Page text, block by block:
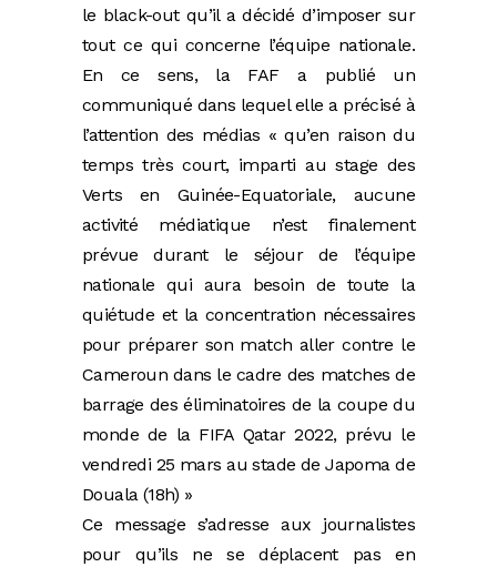
le black-out qu’il a décidé d’imposer sur
tout ce qui concerne l’équipe nationale.
En ce sens, la FAF a publié un
communiqué dans lequel elle a précisé à
l’attention des médias « qu’en raison du
temps très court, imparti au stage des
Verts en Guinée-Equatoriale, aucune
activité médiatique n’est finalement
prévue durant le séjour de l’équipe
nationale qui aura besoin de toute la
quiétude et la concentration nécessaires
pour préparer son match aller contre le
Cameroun dans le cadre des matches de
barrage des éliminatoires de la coupe du
monde de la FIFA Qatar 2022, prévu le
vendredi 25 mars au stade de Japoma de
Douala (18h) »
Ce message s’adresse aux journalistes
pour qu’ils ne se déplacent pas en